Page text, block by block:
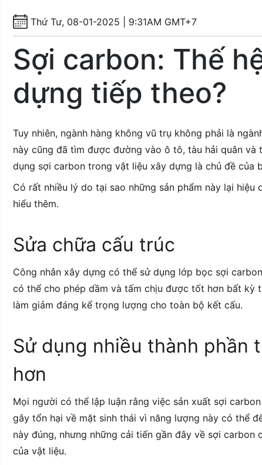
Thứ Tư, 08-01-2025 | 9:31AM GMT+7
Sợi carbon: Thế
dựng tiếp theo?
Tuy nhiên, ngành hàng không vũ trụ không phải là
này cũng đã tìm được đường vào ô tô, tàu hải quân và
dụng sợi carbon trong vật liệu xây dựng là chủ đề của
Có rất nhiều lý do tại sao những sản phẩm này lại
hiểu thêm.
Sửa chữa cấu trúc
Công nhân xây dựng có thể sử dụng lớp bọc sợi
có thể cho phép dầm và tấm chịu được tốt hơn bất kỳ
làm giảm đáng kể trọng lượng cho toàn bộ kết cấu.
Sử dụng nhiều thành phần
hơn
Mọi người có thể lập luận rằng việc sản xuất sợi
gây tổn hại về mặt sinh thái vì năng lượng này có thể
này đúng, nhưng những cải tiến gần đây về sợi
của vật liệu.